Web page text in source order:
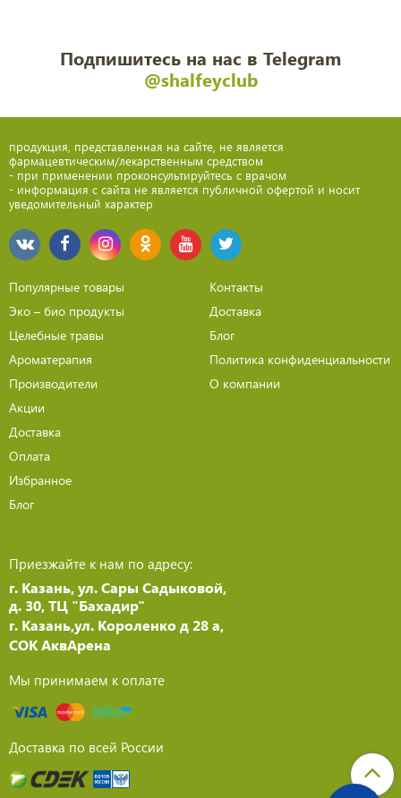
Подпишитесь на нас в Telegram
@shalfeyclub
продукция, представленная на сайте, не является
фармацевтическим/лекарственным средством
- при применении проконсультируйтесь с врачом
- информация с сайта не является публичной офертой и носит
уведомительный характер
Популярные товары
Эко – био продукты
Целебные травы
Ароматерапия
Производители
Акции
Доставка
Оплата
Избранное
Блог
Контакты
Доставка
Блог
Политика конфиденциальности
О компании
Приезжайте к нам по адресу:
г. Казань, ул. Сары Садыковой,
д. 30, ТЦ "Бахадир"
г. Казань,ул. Короленко д 28 а,
СОК АквАрена
Мы принимаем к оплате
Доставка по всей России